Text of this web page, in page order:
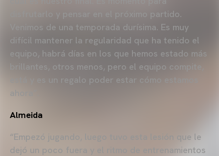
disfrutarlo y pensar en el próximo partido.
Venimos de una temporada durísima. Es muy
difícil mantener la regularidad que ha tenido el
equipo, habrá días en los que hemos estado más
brillantes, otros menos, pero el equipo compite,
está y es un regalo poder estar cómo estamos
ahora”.
Almeida
“Empezó jugando, luego tuvo esta lesión que le
dejó un poco fuera y el ritmo de entrenamientos